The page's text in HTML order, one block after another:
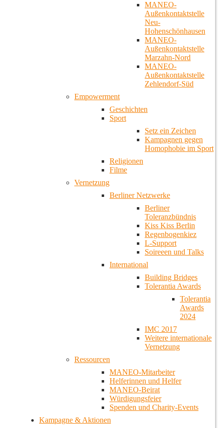
MANEO-
Außenkontaktstelle
Neu-
Hohenschönhausen
MANEO-
Außenkontaktstelle
Marzahn-Nord
MANEO-
Außenkontaktstelle
Zehlendorf-Süd
Empowerment
Geschichten
Sport
Setz ein Zeichen
Kampagnen gegen
Homophobie im Sport
Religionen
Filme
Vernetzung
Berliner Netzwerke
Berliner
Toleranzbündnis
Kiss Kiss Berlin
Regenbogenkiez
L-Support
Soireeen und Talks
International
Building Bridges
Tolerantia Awards
Tolerantia
Awards
2024
IMC 2017
Weitere internationale
Vernetzung
Ressourcen
MANEO-Mitarbeiter
Helferinnen und Helfer
MANEO-Beirat
Würdigungsfeier
Spenden und Charity-Events
Kampagne & Aktionen